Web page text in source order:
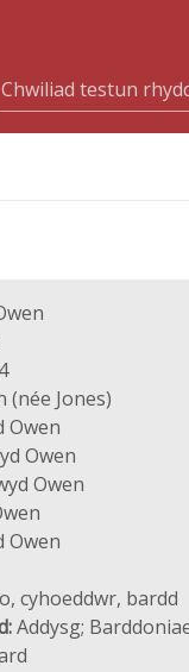
(née Jones)
Owen
Owen
Owen
Owen
cyhoeddwr, bardd
Addysg;